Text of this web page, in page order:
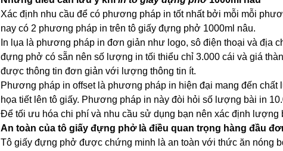
Xác định nhu cầu để có phương pháp in tốt nhất bởi mỗi mỗi
nay có 2 phương pháp in trên tô giấy đựng phở 1000ml nâu.
In lụa là phương pháp in đơn giản như logo, sô điện thoại và địa
đựng phở có sẵn nên số lượng in tối thiểu chỉ 3.000 cái và giá
được thông tin đơn giản với lượng thông tin ít.
Phương pháp in offset là phương pháp in hiện đại mang đến
họa tiết lên tô giấy. Phương pháp in này đòi hỏi số lượng bài in
Để tối ưu hóa chi phí và nhu cầu sử dụng bạn nên xác định
An toàn của tô giấy đựng phở là điều quan trọng hàng đầu
Tô giấy đựng phở được chứng minh là an toàn với thức ăn nóng